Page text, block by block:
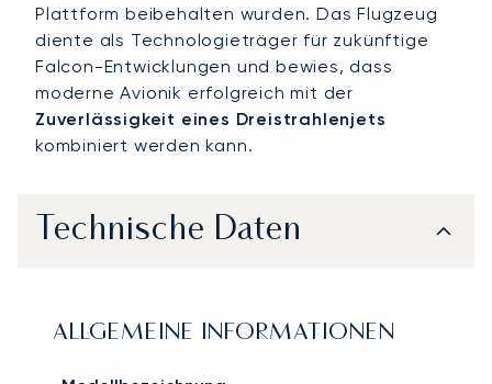
Plattform beibehalten wurden. Das Flugzeug
diente als Technologieträger für zukünftige
Falcon-Entwicklungen und bewies, dass
moderne Avionik erfolgreich mit der
Zuverlässigkeit eines Dreistrahlenjets
kombiniert werden kann.
Technische Daten
ALLGEMEINE INFORMATIONEN